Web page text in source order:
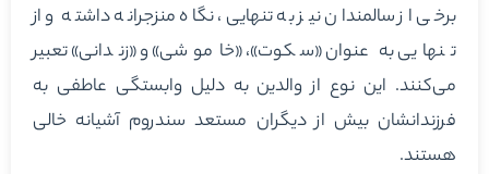
برخی از سالمندان نیز به تنهایی، نگاه منزجرانه داشته و از
تنهایی به عنوان «سکوت»، «خاموشی» و «زندانی» تعبیر
می‌کنند. این نوع از والدین به دلیل وابستگی عاطفی به
فرزندانشان بیش از دیگران مستعد سندروم آشیانه خالی
هستند.